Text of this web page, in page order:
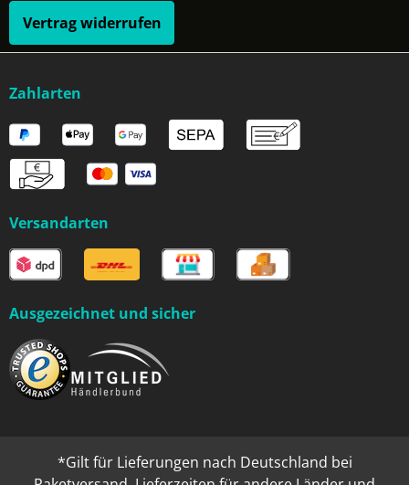
Vertrag widerrufen
Zahlarten
Versandarten
Ausgezeichnet und sicher
*Gilt für Lieferungen nach Deutschland bei